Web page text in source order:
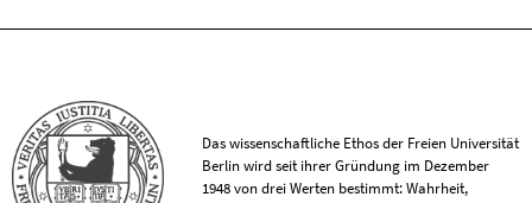
Das wissenschaftliche Ethos der Freien Universität
Berlin wird seit ihrer Gründung im Dezember
1948 von drei Werten bestimmt: Wahrheit,